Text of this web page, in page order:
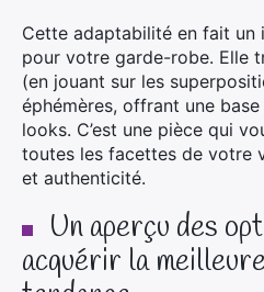
Cette adaptabilité en fait un
pour votre garde-robe. Elle
(en jouant sur les
éphémères, offrant une
looks. C’est une pièce qui
toutes les facettes de votre
et authenticité.
Un aperçu des
acquérir la